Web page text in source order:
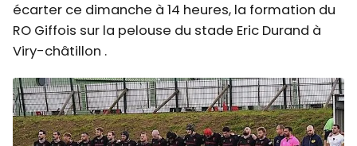
écarter ce dimanche à 14 heures, la formation du
RO Giffois sur la pelouse du stade Eric Durand à
Viry-châtillon .